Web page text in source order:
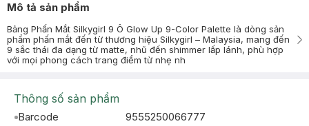
Mô tả sản phẩm
Bảng Phấn Mắt Silkygirl 9 Ô Glow Up 9-Color Palette là dòng sản
phẩm phấn mắt đến từ thương hiệu Silkygirl – Malaysia, mang đến
9 sắc thái đa dạng từ matte, nhũ đến shimmer lấp lánh, phù hợp
với mọi phong cách trang điểm từ nhẹ nh
Thông số sản phẩm
Barcode
9555250066777